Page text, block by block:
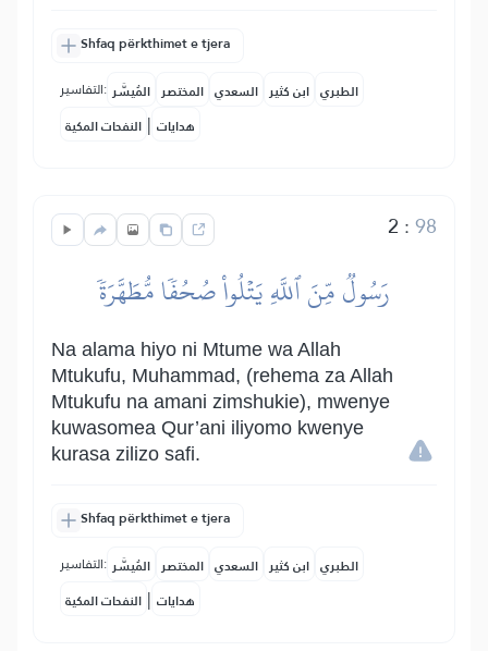
Shfaq përkthimet e tjera
التفاسير: المُيسَّر المختصر السعدي ابن كثير الطبري
النفحات المكية | هدايات
2 :98
رَسُولٞ مِّنَ ٱللَّهِ يَتۡلُواْ صُحُفٗا مُّطَهَّرَةٗ
Na alama hiyo ni Mtume wa Allah
Mtukufu, Muhammad, (rehema za Allah
Mtukufu na amani zimshukie), mwenye
kuwasomea Qur’ani iliyomo kwenye
kurasa zilizo safi.
Shfaq përkthimet e tjera
التفاسير: المُيسَّر المختصر السعدي ابن كثير الطبري
النفحات المكية | هدايات